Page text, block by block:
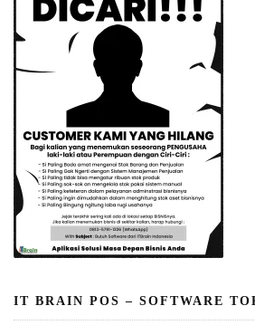
IT BRAIN POS – SOFTWARE